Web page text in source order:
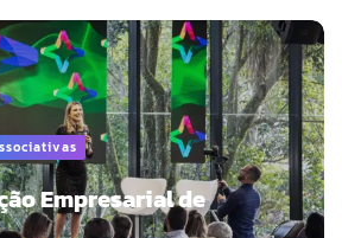
Empresarial de